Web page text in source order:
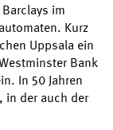
im
Kurz
Uppsala ein
Bank
In 50 Jahren
in der auch der